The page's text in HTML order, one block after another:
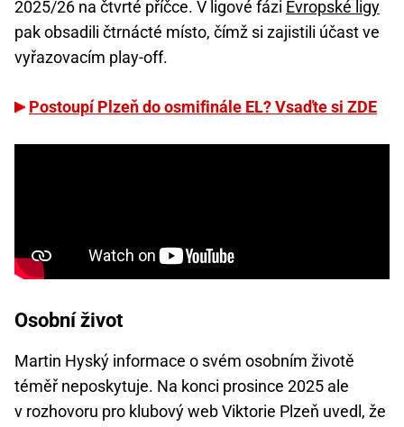
2025/26 na čtvrté příčce. V ligové fázi Evropské ligy
pak obsadili čtrnácté místo, čímž si zajistili účast ve
vyřazovacím play-off.
Postoupí Plzeň do osmifinále EL? Vsaďte si ZDE
Osobní život
Martin Hyský informace o svém osobním životě
téměř neposkytuje. Na konci prosince 2025 ale
v rozhovoru pro klubový web Viktorie Plzeň uvedl, že